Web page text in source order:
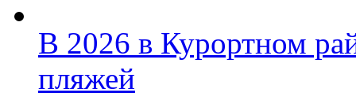
В 2026 в Курортном
пляжей